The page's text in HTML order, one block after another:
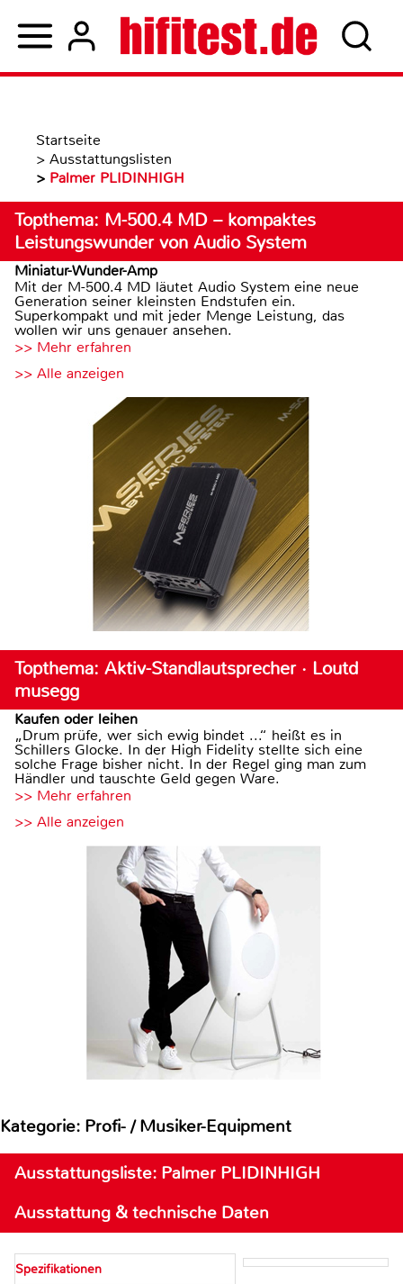
Startseite
> Ausstattungslisten
> Palmer PLIDINHIGH
Topthema: M-500.4 MD – kompaktes
Leistungswunder von Audio System
Miniatur-Wunder-Amp
Mit der M-500.4 MD läutet Audio System eine neue
Generation seiner kleinsten Endstufen ein.
Superkompakt und mit jeder Menge Leistung, das
wollen wir uns genauer ansehen.
>> Mehr erfahren
>> Alle anzeigen
Topthema: Aktiv-Standlautsprecher · Loutd
musegg
Kaufen oder leihen
„Drum prüfe, wer sich ewig bindet ...“ heißt es in
Schillers Glocke. In der High Fidelity stellte sich eine
solche Frage bisher nicht. In der Regel ging man zum
Händler und tauschte Geld gegen Ware.
>> Mehr erfahren
>> Alle anzeigen
Kategorie: Profi- / Musiker-Equipment
Ausstattungsliste: Palmer PLIDINHIGH
Ausstattung & technische Daten
Spezifikationen